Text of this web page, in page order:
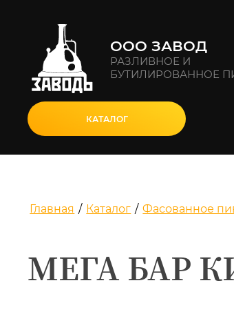
ООО ЗАВОД
РАЗЛИВНОЕ И
БУТИЛИРОВАННОЕ
КАТАЛОГ
Главная / Каталог / Фасованное
МЕГА БАР